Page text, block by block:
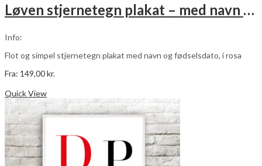
Løven stjernetegn plakat – med navn og fødselsdato – rosa
Info:
Flot og simpel stjernetegn plakat med navn og fødselsdato, i rosa
Fra: 149,00kr.
har
flere
vælges
Quick View